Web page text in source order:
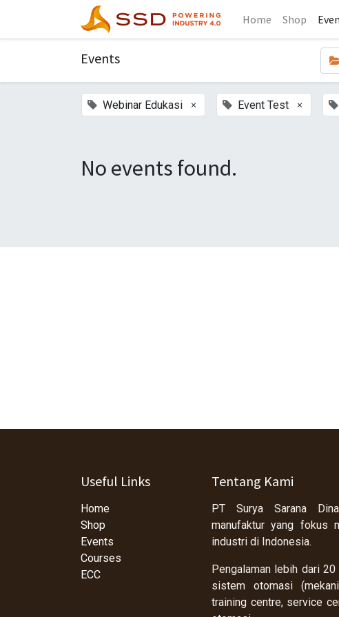
Home Shop
Events
Webinar Edukasi × Event Test ×
No events found.
Useful Links
Home
Shop
Events
Courses
ECC
Tentang Kami
PT Surya Sarana
manufaktur yang fokus
industri di Indonesia.
Pengalaman lebih dari
sistem otomasi
training centre, service